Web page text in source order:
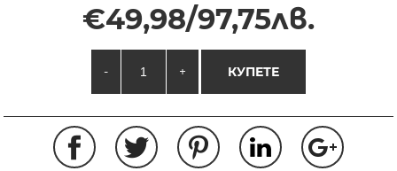
€49,98/97,75лв.
- + КУПЕТЕ